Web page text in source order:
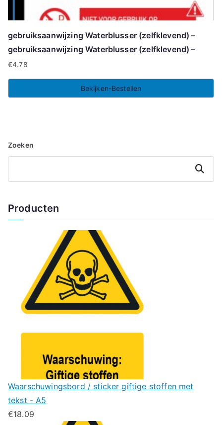
gebruiksaanwijzing Waterblusser (zelfklevend) –
gebruiksaanwijzing Waterblusser (zelfklevend) –
€4.78
Bekijken-Bestellen
Zoeken
Zoeken
Producten
Waarschuwingsbord / sticker giftige stoffen met
tekst - A5
€18.09